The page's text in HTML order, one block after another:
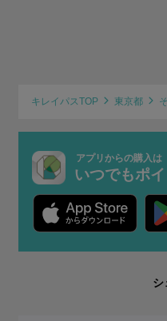
キレイパスTOP 東京都
アプリからの購入は
いつでもポイ
シ